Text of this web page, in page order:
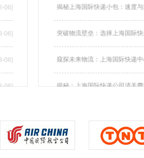
06]
06]
06]
06]
揭秘上海国际快递小包：速度与
突破物流壁垒：选择上海国际
窥探未来物流：上海国际快递
揭秘：上海国际快递公司清关